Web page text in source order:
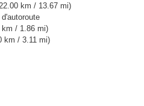
km / 13.67 mi)‎
km / 1.86 mi)‎
km / 3.11 mi)‎